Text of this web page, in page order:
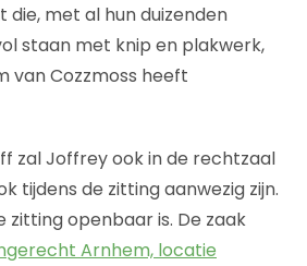
die, met al hun duizenden
staan met knip en plakwerk,
van Cozzmoss heeft
zal Joffrey ook in de rechtzaal
tijdens de zitting aanwezig zijn.
zitting openbaar is. De zaak
Arnhem, locatie